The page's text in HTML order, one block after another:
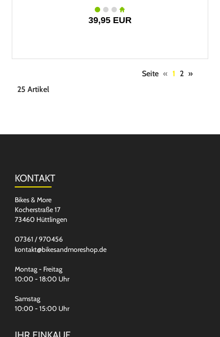
39,95 EUR
Seite « 1 2 »
25 Artikel
KONTAKT
Bikes & More
Kocherstraße 17
73460 Hüttlingen
07361 / 970456
kontakt@bikesandmoreshop.de
Montag - Freitag
10:00 - 18:00 Uhr
Samstag
10:00 - 15:00 Uhr